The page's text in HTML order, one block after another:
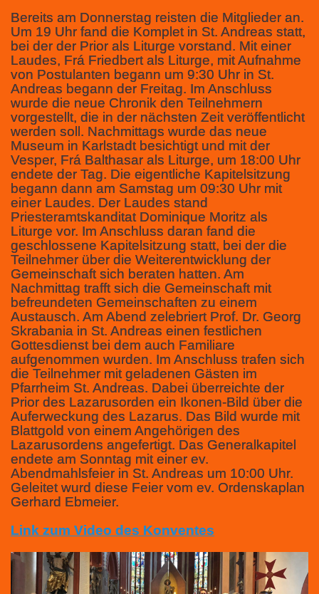
Bereits am Donnerstag reisten die Mitglieder an.
Um 19 Uhr fand die Komplet in St. Andreas statt,
bei der der Prior als Liturge vorstand. Mit einer
Laudes, Frá Friedbert als Liturge, mit Aufnahme
von Postulanten begann um 9:30 Uhr in St.
Andreas begann der Freitag. Im Anschluss
wurde die neue Chronik den Teilnehmern
vorgestellt, die in der nächsten Zeit veröffentlicht
werden soll. Nachmittags wurde das neue
Museum in Karlstadt besichtigt und mit der
Vesper, Frá Balthasar als Liturge, um 18:00 Uhr
endete der Tag. Die eigentliche Kapitelsitzung
begann dann am Samstag um 09:30 Uhr mit
einer Laudes. Der Laudes stand
Priesteramtskanditat Dominique Moritz als
Liturge vor. Im Anschluss daran fand die
geschlossene Kapitelsitzung statt, bei der die
Teilnehmer über die Weiterentwicklung der
Gemeinschaft sich beraten hatten. Am
Nachmittag trafft sich die Gemeinschaft mit
befreundeten Gemeinschaften zu einem
Austausch. Am Abend zelebriert Prof. Dr. Georg
Skrabania in St. Andreas einen festlichen
Gottesdienst bei dem auch Familiare
aufgenommen wurden. Im Anschluss trafen sich
die Teilnehmer mit geladenen Gästen im
Pfarrheim St. Andreas. Dabei überreichte der
Prior des Lazarusorden ein Ikonen-Bild über die
Auferweckung des Lazarus. Das Bild wurde mit
Blattgold von einem Angehörigen des
Lazarusordens angefertigt. Das Generalkapitel
endete am Sonntag mit einer ev.
Abendmahlsfeier in St. Andreas um 10:00 Uhr.
Geleitet wurd diese Feier vom ev. Ordenskaplan
Gerhard Ebmeier.
Link zum Video des Konventes